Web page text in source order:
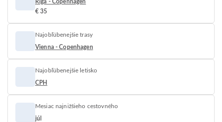
Rīga - Copenhagen
€ 35
Najobľúbenejšie trasy
Vienna - Copenhagen
Najobľúbenejšie letisko
CPH
Mesiac najnižšieho cestovného
júl